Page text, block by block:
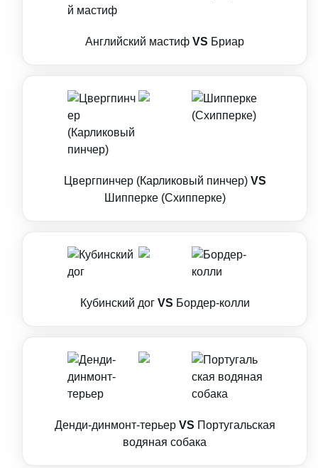
Английский мастиф VS Бриар
Цвергпинчер (Карликовый пинчер) VS
Шипперке (Схипперке)
Кубинский дог VS Бордер-колли
Денди-динмонт-терьер VS Португальская
водяная собака